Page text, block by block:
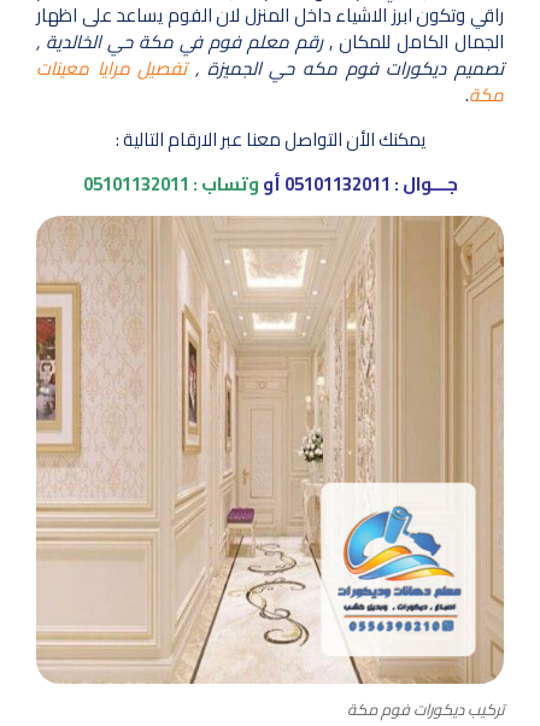
راقي وتكون ابرز الاشياء داخل المنزل لان الفوم يساعد على اظهار
الجمال الكامل للمكان ,رقم معلم فوم في مكة حي الخالدية ,
تصميم ديكورات فوم مكه حي الجميزة ,تفصيل مرايا معينات
مكة.
يمكنك الأن التواصل معنا عبر الارقام التالية :
جـــوال : 05101132011أووتساب : 05101132011
تركيب ديكورات فوم مكة